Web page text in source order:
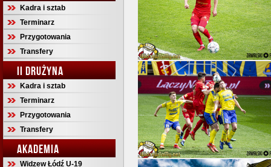
Kadra i sztab
Terminarz
Przygotowania
Transfery
II DRUŻYNA
Kadra i sztab
Terminarz
Przygotowania
Transfery
AKADEMIA
Widzew Łódź U-19